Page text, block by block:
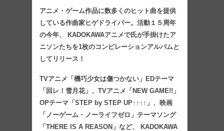
アニメ・ゲーム作品に数多くのヒット曲を提供
している作曲家ヒゲドライバー。活動１５周年
の今年、 KADOKAWAアニメで氏が手掛けたア
ニソンたちを1枚のコンピレーションアルバムと
してリリース！
TVアニメ「機巧少女は傷つかない」EDテーマ
「回レ！雪月花」、TVアニメ「NEW GAME!!」
OPテーマ「STEP by STEP UP↑↑↑↑」、映画
「ノーゲーム・ノーライフゼロ」テーマソング
「THERE IS A REASON」など、 KADOKAWA